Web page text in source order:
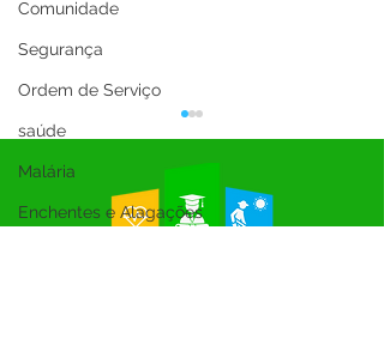
Comunidade
Segurança
Ordem de Serviço
saúde
Malária
Enchentes e Alagações